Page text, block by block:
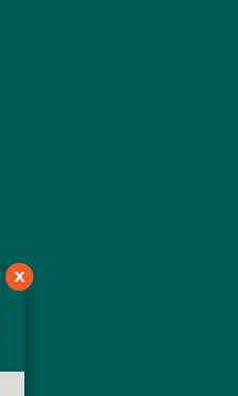
X